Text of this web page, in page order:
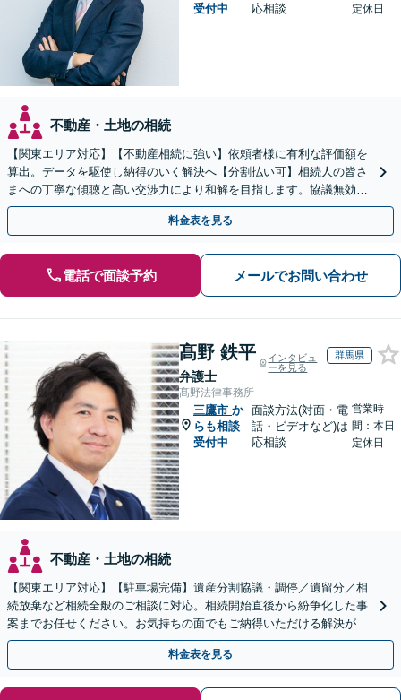
受付中
応相談
定休日
不動産・土地の相続
【関東エリア対応】【不動産相続に強い】依頼者様に有利な評価額を
算出。データを駆使し納得のいく解決へ【分割払い可】相続人の皆さ
まへの丁寧な傾聴と高い交渉力により和解を目指します。協議無効確
認／遺言無効確認など、複雑な訴訟も実績豊富【夜間対応】
料金表を見る
電話で面談予約 メールでお問い合わせ
髙野 鉄平
弁護士
インタビュ
ーを見る
群馬県
髙野法律事務所
三鷹市 か
らも相談
受付中
面談方法(対面・電
話・ビデオなど)は
応相談
営業時
間：本日
定休日
不動産・土地の相続
【関東エリア対応】【駐車場完備】遺産分割協議・調停／遺留分／相
続放棄など相続全般のご相談に対応。相続開始直後から紛争化した事
案までお任せください。お気持ちの面でもご納得いただける解決がで
きるよう粘り強く対応いたします【休日・夜間対応可】
料金表を見る